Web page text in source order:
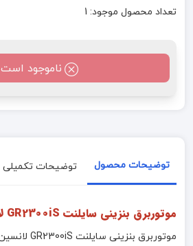
تعداد محصول موجود: 1
ناموجود است
توضیحات محصول توضیحات تکمیلی
موتوربرق بنزینی سایلنت GR2300iS لانسین 2.3kw